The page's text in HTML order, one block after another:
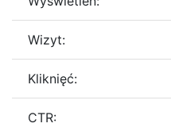
Wizyt:
Kliknięć:
CTR: